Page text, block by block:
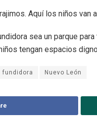
Aquí los niños
sea un parque
tengan espacios
fundidora Nuevo León